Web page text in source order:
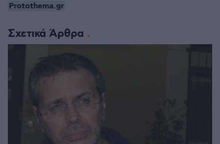
Σχετικά Άρθρα
Protothema.gr